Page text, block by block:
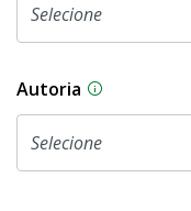
Autoria As